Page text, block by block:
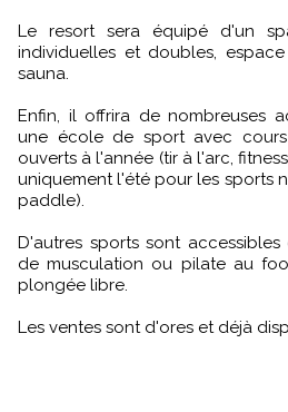
Le resort sera équipé d'un
individuelles et doubles,
sauna.
Enfin, il offrira de nombreuses
une école de sport avec
ouverts à l'année (tir à l'arc,
uniquement l'été pour les sports
paddle).
D'autres sports sont
de musculation ou pilate au
plongée libre.
Les ventes sont d'ores et déjà